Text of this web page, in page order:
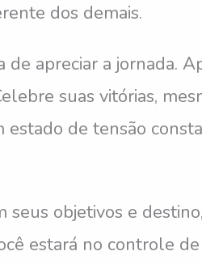
dos demais.
de apreciar a jornada.
suas vitórias,
estado de tensão
seus objetivos e
estará no controle